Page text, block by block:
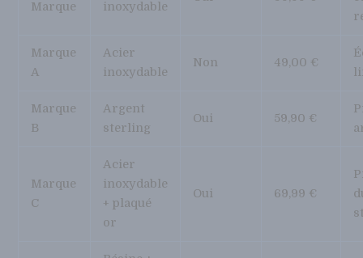
Marque
inoxydable
Marque
A
Acier
inoxydable
Non 49,00 €
Marque
B
Argent
sterling
Oui 59,90 €
Marque
C
Acier
inoxydable
+ plaqué
or
Oui 69,99 €